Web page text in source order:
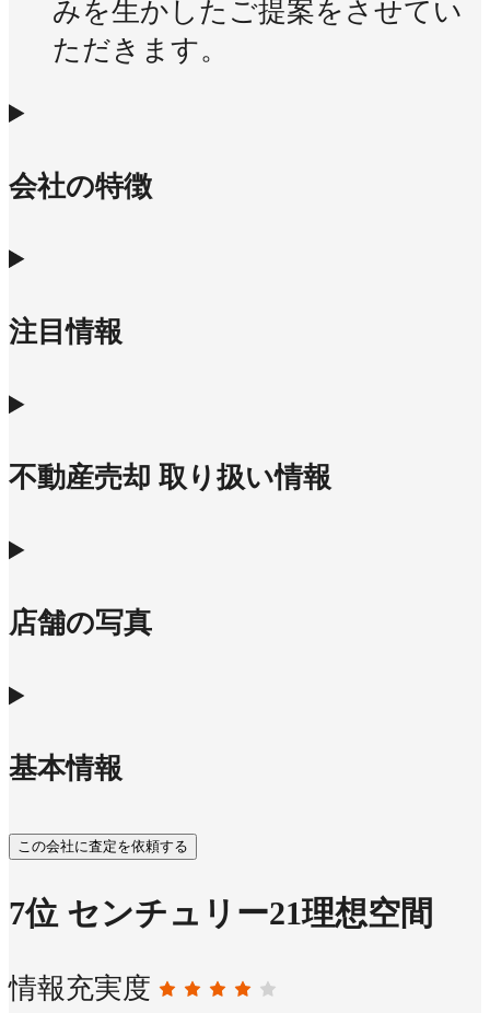
みを生かしたご提案をさせてい
ただきます。
会社の特徴
注目情報
不動産売却 取り扱い情報
店舗の写真
基本情報
この会社に査定を依頼する
7位 センチュリー21理想空間
情報充実度